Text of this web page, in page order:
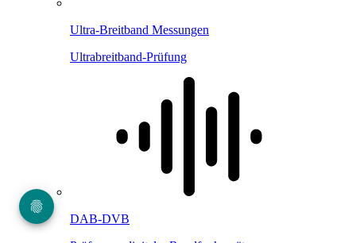
Ultra-Breitband Messungen
Ultrabreitband-Prüfung
DAB-DVB